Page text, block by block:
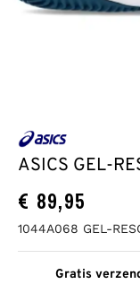
ASICS GEL-
€ 89,95
1044A068 GEL-
Gratis